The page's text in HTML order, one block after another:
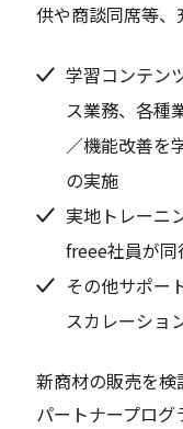
供や商談同席等、
学習コンテン
ス業務、各種
／機能改善を
の実施
実地トレーニ
freee社員が
その他サポー
スカレーショ
新商材の販売を
パートナープロ